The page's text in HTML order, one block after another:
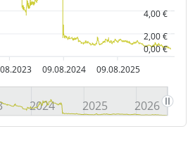
09.08.2024 09.08.2025
0,00 €
2,00 €
4,00 €
2024 2025 2026